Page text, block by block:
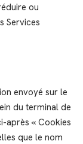
ou
Services
envoyé sur le
du terminal de
après « Cookies
que le nom